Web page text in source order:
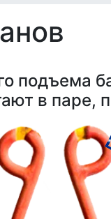
подъема
в паре,